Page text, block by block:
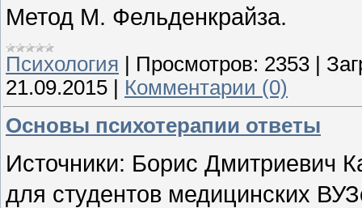
Метод М. Фельденкрайза.
Психология | Просмотров: 2353 |
21.09.2015 | Комментарии (0)
Основы психотерапии ответы
Источники: Борис Дмитриевич
для студентов медицинских